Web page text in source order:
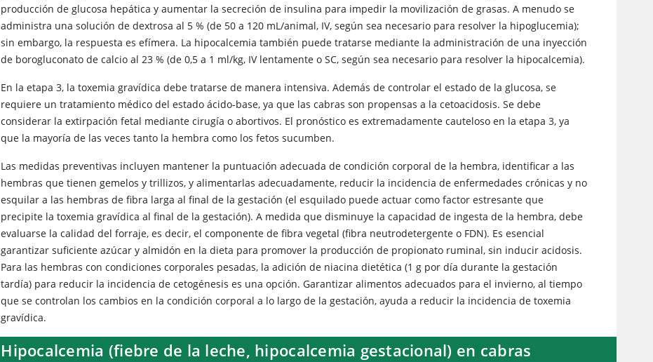
producción de glucosa hepática y aumentar la secreción de insulina para impedir la movilización de grasas. A menudo se
administra una solución de dextrosa al 5 % (de 50 a 120 mL/animal, IV, según sea necesario para resolver la hipoglucemia);
sin embargo, la respuesta es efímera. La hipocalcemia también puede tratarse mediante la administración de una inyección
de borogluconato de calcio al 23 % (de 0,5 a 1 ml/kg, IV lentamente o SC, según sea necesario para resolver la hipocalcemia).
En la etapa 3, la toxemia gravídica debe tratarse de manera intensiva. Además de controlar el estado de la glucosa, se
requiere un tratamiento médico del estado ácido-base, ya que las cabras son propensas a la cetoacidosis. Se debe
considerar la extirpación fetal mediante cirugía o abortivos. El pronóstico es extremadamente cauteloso en la etapa 3, ya
que la mayoría de las veces tanto la hembra como los fetos sucumben.
Las medidas preventivas incluyen mantener la puntuación adecuada de condición corporal de la hembra, identificar a las
hembras que tienen gemelos y trillizos, y alimentarlas adecuadamente, reducir la incidencia de enfermedades crónicas y no
esquilar a las hembras de fibra larga al final de la gestación (el esquilado puede actuar como factor estresante que
precipite la toxemia gravídica al final de la gestación). A medida que disminuye la capacidad de ingesta de la hembra, debe
evaluarse la calidad del forraje, es decir, el componente de fibra vegetal (fibra neutrodetergente o FDN). Es esencial
garantizar suficiente azúcar y almidón en la dieta para promover la producción de propionato ruminal, sin inducir acidosis.
Para las hembras con condiciones corporales pesadas, la adición de niacina dietética (1 g por día durante la gestación
tardía) para reducir la incidencia de cetogénesis es una opción. Garantizar alimentos adecuados para el invierno, al tiempo
que se controlan los cambios en la condición corporal a lo largo de la gestación, ayuda a reducir la incidencia de toxemia
gravídica.
Hipocalcemia (fiebre de la leche, hipocalcemia gestacional) en cabras